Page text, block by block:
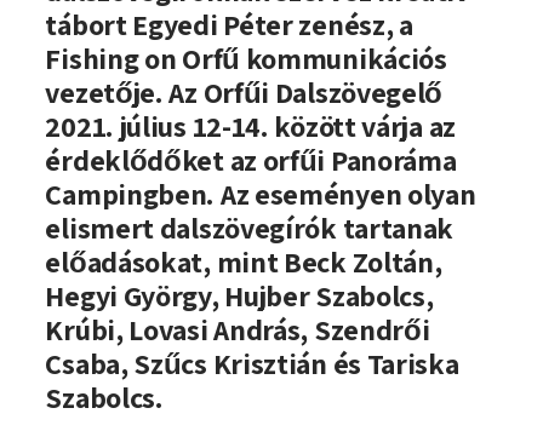
tábort Egyedi Péter zenész, a
Fishing on Orfű kommunikációs
vezetője. Az Orfűi Dalszövegelő
2021. július 12-14. között várja az
érdeklődőket az orfűi Panoráma
Campingben. Az eseményen olyan
elismert dalszövegírók tartanak
előadásokat, mint Beck Zoltán,
Hegyi György, Hujber Szabolcs,
Krúbi, Lovasi András, Szendrői
Csaba, Szűcs Krisztián és Tariska
Szabolcs.